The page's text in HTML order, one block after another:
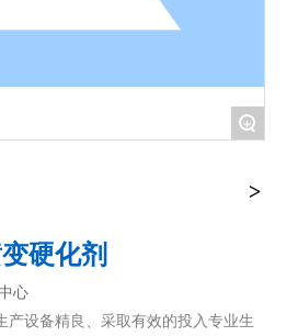
+
硬化剂
心
产设备精良、采取有效的投入专业生